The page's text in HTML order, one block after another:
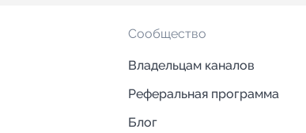
Сообщество
Владельцам каналов
Реферальная программа
Блог